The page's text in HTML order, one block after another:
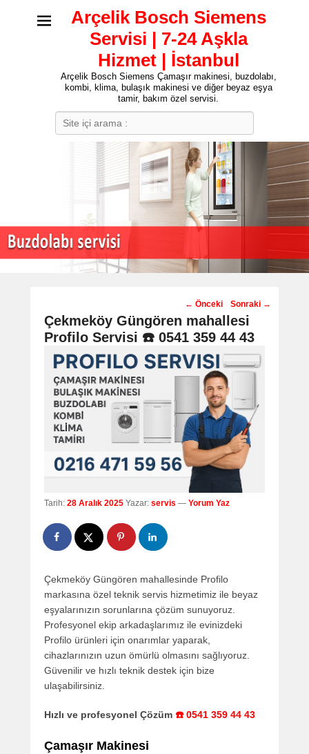
Arçelik Bosch Siemens
Servisi | 7-24 Aşkla
Hizmet | İstanbul
Arçelik Bosch Siemens Çamaşır makinesi, buzdolabı,
kombi, klima, bulaşık makinesi ve diğer beyaz eşya
tamir, bakım özel servisi.
Post
navigation
← Önceki Sonraki →
Çekmeköy Güngören mahallesi
Profilo Servisi ☎️ 0541 359 44 43
Tarih: 28 Aralık 2025 Yazar: servis — Yorum Yaz
Çekmeköy Güngören mahallesinde Profilo
markasına özel teknik servis hizmetimiz ile beyaz
eşyalarınızın sorunlarına çözüm sunuyoruz.
Profesyonel ekip arkadaşlarımız ile evinizdeki
Profilo ürünleri için onarımlar yaparak,
cihazlarınızın uzun ömürlü olmasını sağlıyoruz.
Güvenilir ve hızlı teknik destek için bize
ulaşabilirsiniz.
Hızlı ve profesyonel Çözüm ☎️ 0541 359 44 43
Çamaşır Makinesi